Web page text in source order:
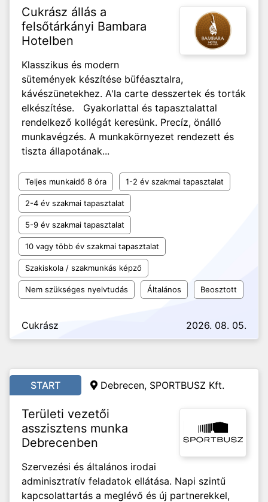
Cukrász állás a
felsőtárkányi Bambara
Hotelben
Klasszikus és modern
sütemények készítése büféasztalra,
kávészünetekhez. A'la carte desszertek és torták
elkészítése. Gyakorlattal és tapasztalattal
rendelkező kollégát keresünk. Precíz, önálló
munkavégzés. A munkakörnyezet rendezett és
tiszta állapotának...
Teljes munkaidő 8 óra 1-2 év szakmai tapasztalat
2-4 év szakmai tapasztalat
5-9 év szakmai tapasztalat
10 vagy több év szakmai tapasztalat
Szakiskola / szakmunkás képző
Nem szükséges nyelvtudás Általános Beosztott
Cukrász 2026. 08. 05.
START Debrecen, SPORTBUSZ Kft.
Területi vezetői
asszisztens munka
Debrecenben
Szervezési és általános irodai
adminisztratív feladatok ellátása. Napi szintű
kapcsolattartás a meglévő és új partnerekkel,